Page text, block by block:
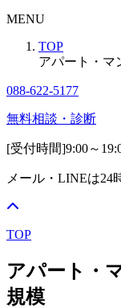
MENU
TOP
アパート・マ
088-622-5177
無料相談・診断
[受付時間]9:00～
メール・LINEは24
TOP
アパート・
規模